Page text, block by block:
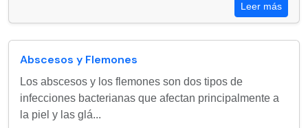
Leer más
Abscesos y Flemones
Los abscesos y los flemones son dos tipos de
infecciones bacterianas que afectan principalmente a
la piel y las glá...